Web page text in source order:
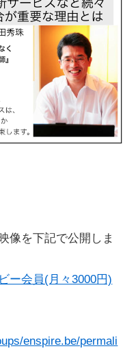
像を下記で公開しま
ー会員(月々3000円)
enspire.be/permali